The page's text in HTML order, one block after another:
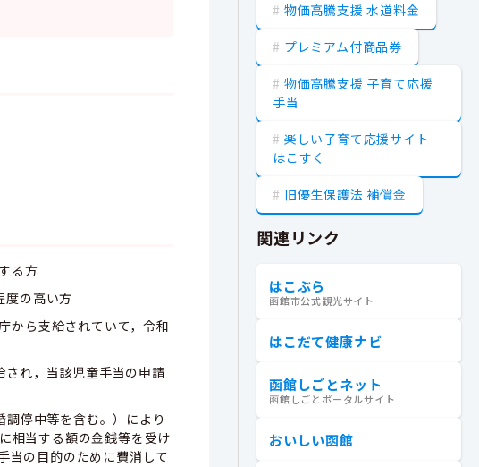
る方
度の高い方
から支給されていて，令和
れ，当該児童手当の申請
停中等を含む。）により
相当する額の金銭等を受け
当の目的のために費消して
物価高騰支援 水道料金
プレミアム付商品券
物価高騰支援 子育て応援
手当
楽しい子育て応援サイト
はこすく
旧優生保護法 補償金
関連リンク
はこぶら
函館市公式観光サイト
はこだて健康ナビ
函館しごとネット
函館しごとポータルサイト
おいしい函館